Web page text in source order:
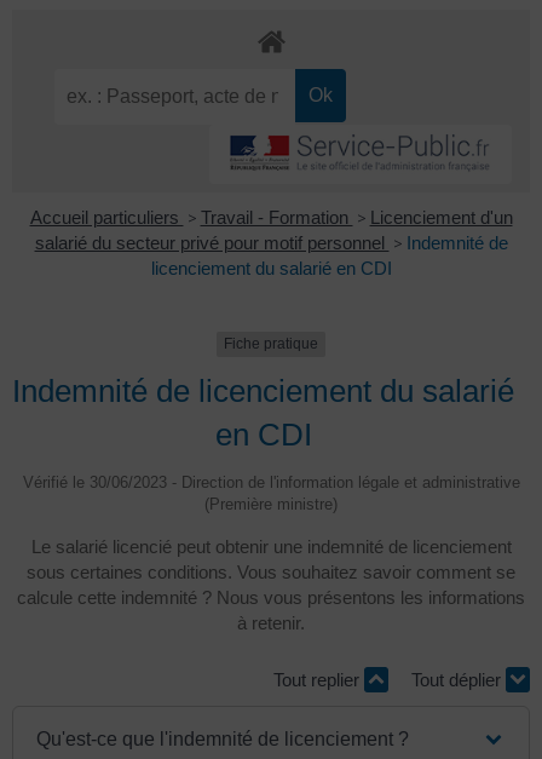
Accueil particuliers > Travail - Formation > Licenciement d'un
salarié du secteur privé pour motif personnel > Indemnité de
licenciement du salarié en CDI
Fiche pratique
Indemnité de licenciement du salarié
en CDI
Vérifié le 30/06/2023 - Direction de l'information légale et administrative
(Première ministre)
Le salarié licencié peut obtenir une indemnité de licenciement
sous certaines conditions. Vous souhaitez savoir comment se
calcule cette indemnité ? Nous vous présentons les informations
à retenir.
Tout replier Tout déplier
Qu'est-ce que l'indemnité de licenciement ?